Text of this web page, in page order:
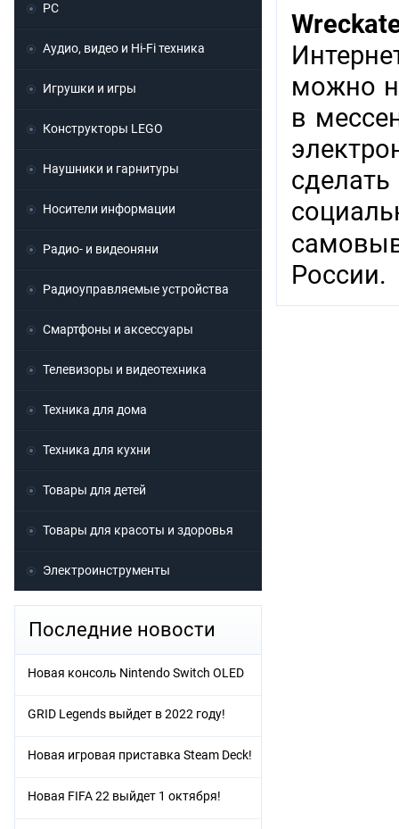
можно
в
России.
PC
Аудио, видео и Hi-Fi техника
Игрушки и игры
Конструкторы LEGO
Наушники и гарнитуры
Носители информации
Радио- и видеоняни
Радиоуправляемые устройства
Смартфоны и аксессуары
Телевизоры и видеотехника
Техника для дома
Техника для кухни
Товары для детей
Товары для красоты и здоровья
Электроинструменты
Последние новости
Новая консоль Nintendo Switch OLED
GRID Legends выйдет в 2022 году!
Новая игровая приставка Steam Deck!
Новая FIFA 22 выйдет 1 октября!